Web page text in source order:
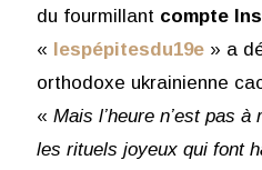
du fourmillant compte
« lespépitesdu19e» a
orthodoxe ukrainienne
« Mais l’heure n’est pas
les rituels joyeux qui font